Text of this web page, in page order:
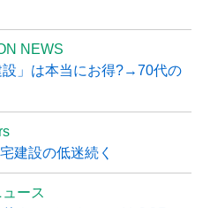
NEWS
設」は本当にお得?→70代の
建設の低迷続く
ース